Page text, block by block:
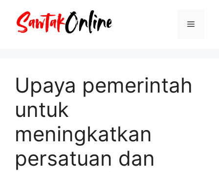
Menu
Upaya pemerintah
untuk
meningkatkan
persatuan dan